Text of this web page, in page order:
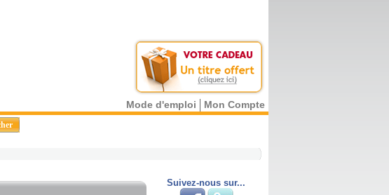
Mode d'emploi Mon Compte
Suivez-nous sur...